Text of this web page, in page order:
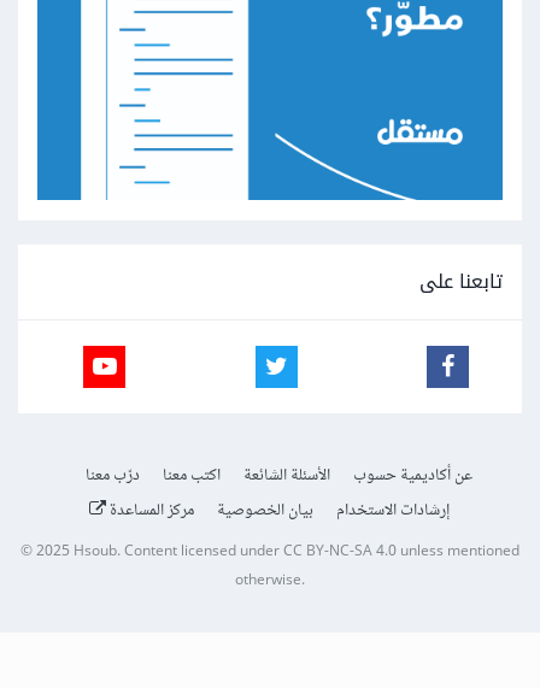
تابعنا على
عن أكاديمية حسوب الأسئلة الشائعة اكتب معنا
درّب معنا
إرشادات الاستخدام
بيان الخصوصية مركز المساعدة
© 2025 Hsoub.Content licensed underCC BY-NC-SA 4.0unless mentioned
otherwise.